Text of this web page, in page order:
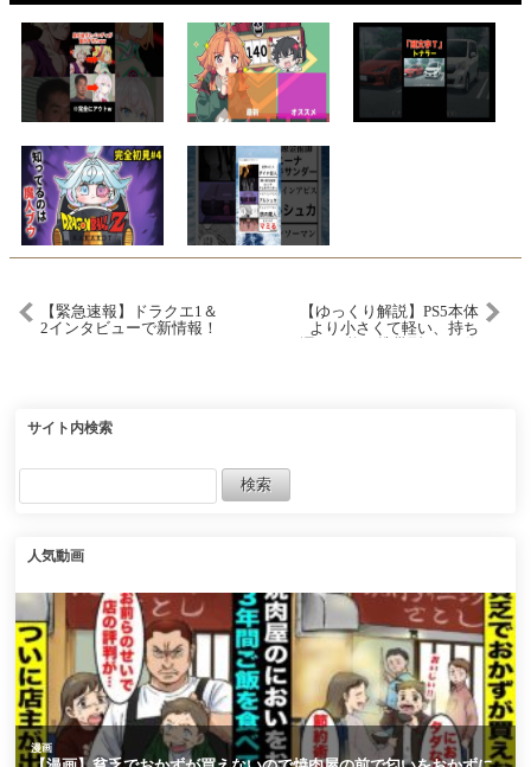
【緊急速報】ドラクエ1＆
2インタビューで新情報！
【ゆっくり解説】PS5本体
より小さくて軽い、持ち
サイト内検索
人気動画